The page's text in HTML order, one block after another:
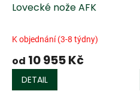
Lovecké nože AFK
K objednání (3-8 týdny)
od 10 955 Kč
DETAIL